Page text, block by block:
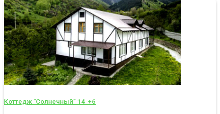
Коттедж “Солнечный” 14 +6